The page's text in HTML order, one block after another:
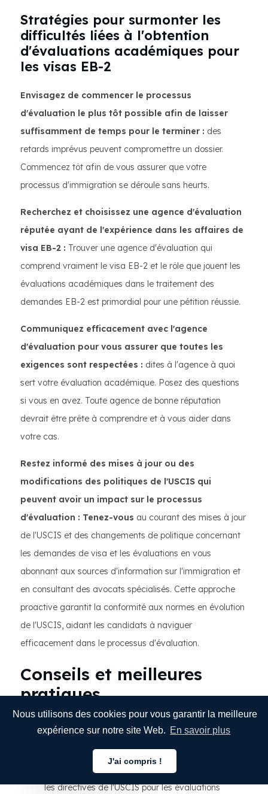
Nous utilisons des cookies pour vous garantir la meilleure
expérience sur notre site Web. En savoir plus
J'ai compris !
Stratégies pour surmonter les
difficultés liées à l'obtention
d'évaluations académiques pour
les visas EB-2
Envisagez de commencer le processus
d'évaluation le plus tôt possible afin de laisser
suffisamment de temps pour le terminer : des
retards imprévus peuvent compromettre un dossier.
Commencez tôt afin de vous assurer que votre
processus d'immigration se déroule sans heurts.
Recherchez et choisissez une agence d'évaluation
réputée ayant de l'expérience dans les affaires de
visa EB-2 : Trouver une agence d'évaluation qui
comprend vraiment le visa EB-2 et le rôle que jouent les
évaluations académiques dans le traitement des
demandes EB-2 est primordial pour une pétition réussie.
Communiquez efficacement avec l'agence
d'évaluation pour vous assurer que toutes les
exigences sont respectées : dites à l'agence à quoi
sert votre évaluation académique. Posez des questions
si vous en avez. Toute agence de bonne réputation
devrait être prête à comprendre et à vous aider dans
votre cas.
Restez informé des mises à jour ou des
modifications des politiques de l'USCIS qui
peuvent avoir un impact sur le processus
d'évaluation : Tenez-vous au courant des mises à jour
de l'USCIS et des changements de politique concernant
les demandes de visa et les évaluations en vous
abonnant aux sources d'information sur l'immigration et
en consultant des avocats spécialisés. Cette approche
proactive garantit la conformité aux normes en évolution
de l'USCIS, aidant les candidats à naviguer
efficacement dans le processus d'évaluation.
Conseils et meilleures
pratiques
Conseils aux demandeurs de visa EB-2 qui
Passez en revue minutieusement les exigences et
les directives de l'USCIS pour les évaluations
Français